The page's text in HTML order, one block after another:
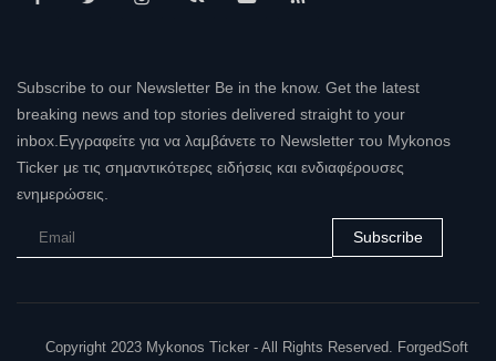
Subscribe to our Newsletter Be in the know. Get the latest
breaking news and top stories delivered straight to your
inbox.Εγγραφείτε για να λαμβάνετε το Newsletter του Mykonos
Ticker με τις σημαντικότερες ειδήσεις και ενδιαφέρουσες
ενημερώσεις.
Subscribe
Copyright 2023 Mykonos Ticker - All Rights Reserved. ForgedSoft